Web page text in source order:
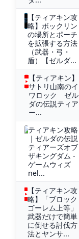
【ティアキン攻
略】ボックリン
の場所とポーチ
を拡張する方法
（武器・弓・
盾）【ゼルダ...
【ティアキン】
サトリ山南のイ
ワロック ゼル
ダの伝説ティア
ー...
ティアキン攻略
｜ゼルダの伝説
ティアーズオブ
ザキングダム -
ゲームウィズ
nel...
【ティアキン攻
略】「ブロック
ゴーレム上等」
武器だけで簡単
に倒せる討伐方
法とヤンサ...